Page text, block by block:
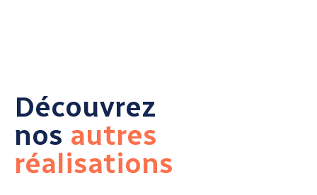
Découvrez
nos autres
réalisations